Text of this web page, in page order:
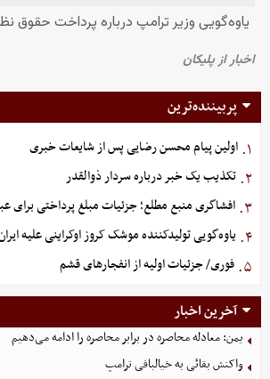
پربیننده‌ترین
۱. اولین پیام محسن رضایی پس از شایعات خبری
۲. تکذیب یک خبر درباره سردار ذوالقدر
۳. افشاگری منبع مطلع؛ جزئیات مبلغ پرداختی برای
۴. یاوه‌گویی تولیدکننده موشک کروز اوکراینی علیه
۵. فوری/ جزئیات اولیه از انفجارهای قشم
آخرین اخبار
یمن: معادله محاصره در برابر محاصره را ادامه می‌دهیم
واکنش بقائی به خیالبافی ترامپ